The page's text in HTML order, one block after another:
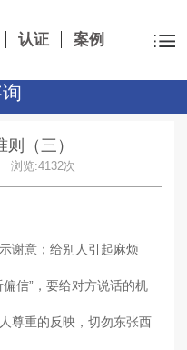
认证 案例
（三）
览:4132次
意；给别人引起麻烦
信”，要给对方说话的机
重的反映，切勿东张西